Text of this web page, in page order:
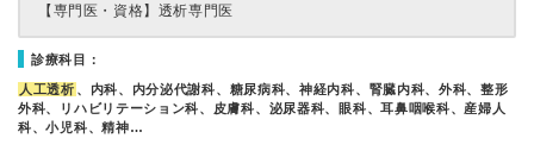
【専門医・資格】 透析専門医
診療科目：
人工透析 、内科、内分泌代謝科、糖尿病科、神経内科、腎臓内科、外科、整形
外科、リハビリテーション科、皮膚科、泌尿器科、眼科、耳鼻咽喉科、産婦人
科、小児科、精神…